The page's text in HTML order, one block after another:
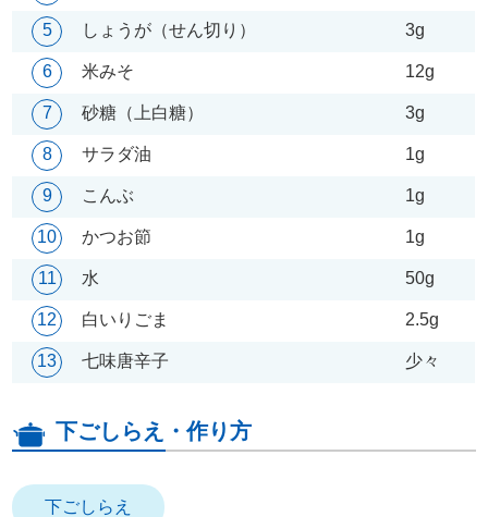
5 しょうが（せん切り） 3g
6 米みそ 12g
7 砂糖（上白糖） 3g
8 サラダ油 1g
9 こんぶ 1g
10 かつお節 1g
11 水 50g
12 白いりごま 2.5g
13 七味唐辛子 少々
下ごしらえ・作り方
下ごしらえ